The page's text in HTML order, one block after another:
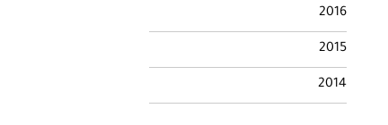
2016
2 015
2 014